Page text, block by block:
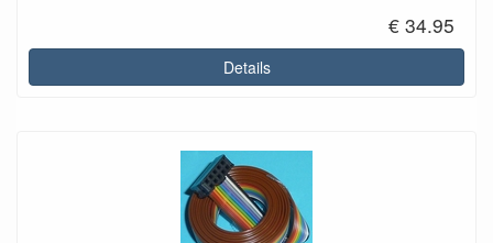
€ 34.95
Details